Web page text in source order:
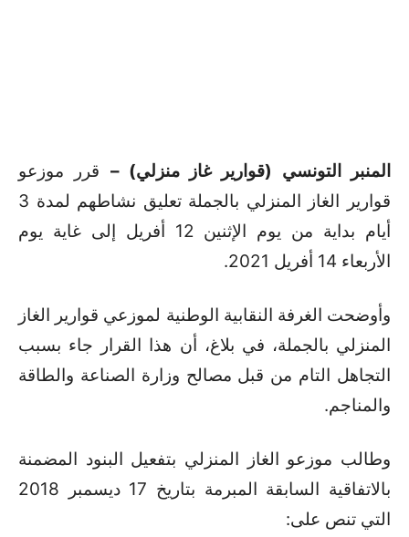
المنبر التونسي (قوارير غاز منزلي) – قرر موزعو
قوارير الغاز المنزلي بالجملة تعليق نشاطهم لمدة 3
أيام بداية من يوم الإثنين 12 أفريل إلى غاية يوم
الأربعاء 14 أفريل 2021.
وأوضحت الغرفة النقابية الوطنية لموزعي قوارير الغاز
المنزلي بالجملة، في بلاغ، أن هذا القرار جاء بسبب
التجاهل التام من قبل مصالح وزارة الصناعة والطاقة
والمناجم.
وطالب موزعو الغاز المنزلي بتفعيل البنود المضمنة
بالاتفاقية السابقة المبرمة بتاريخ 17 ديسمبر 2018
التي تنص على: